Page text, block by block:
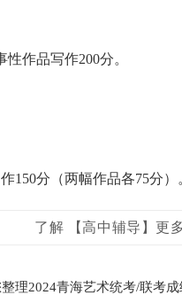
作品写作200分。
分（两幅作品各75分）
了解 【高中辅导】更
理2024青海艺术统考/联考